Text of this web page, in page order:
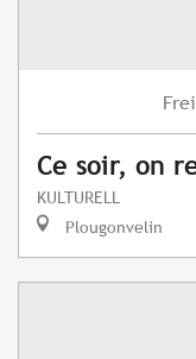
Ce soir, on
KULTURELL
Plougonvelin